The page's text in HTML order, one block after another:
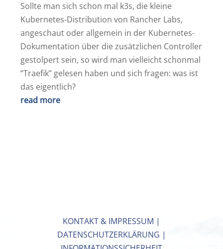
Sollte man sich schon mal k3s, die kleine
Kubernetes-Distribution von Rancher Labs,
angeschaut oder allgemein in der Kubernetes-
Dokumentation über die zusätzlichen Controller
gestolpert sein, so wird man vielleicht schonmal
“Traefik” gelesen haben und sich fragen: was ist
das eigentlich?
read more
KONTAKT & IMPRESSUM |
DATENSCHUTZERKLÄRUNG |